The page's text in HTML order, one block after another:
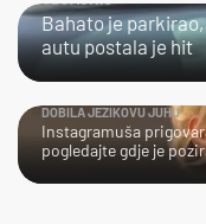
Bahato je
autu postala je hit
DOBILA JEZIKOVU JUHU
Instagramuša
pogledajte gdje je